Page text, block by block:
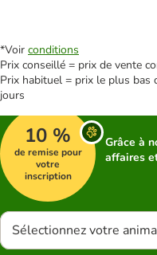
*Voir conditions
Prix conseillé = prix de vente
Prix habituel = prix le plus bas
jours
10 %
de remise pour
votre
inscription
Grâce à
affaires
Sélectionnez votre